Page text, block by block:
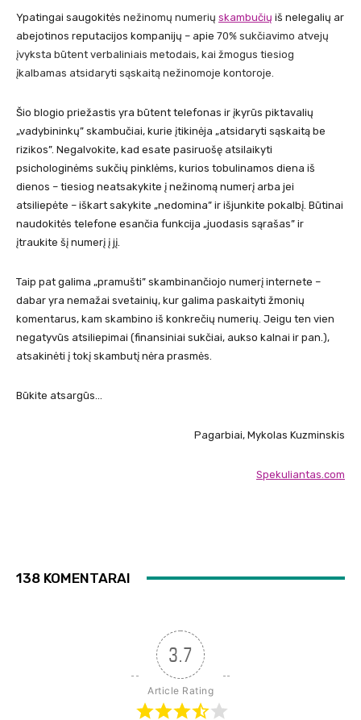
Ypatingai saugokitės nežinomų numerių skambučių iš nelegalių ar
abejotinos reputacijos kompanijų – apie 70% sukčiavimo atvejų
įvyksta būtent verbaliniais metodais, kai žmogus tiesiog
įkalbamas atsidaryti sąskaitą nežinomoje kontoroje.
Šio blogio priežastis yra būtent telefonas ir įkyrūs piktavalių
„vadybininkų” skambučiai, kurie įtikinėja „atsidaryti sąskaitą be
rizikos”. Negalvokite, kad esate pasiruošę atsilaikyti
psichologinėms sukčių pinklėms, kurios tobulinamos diena iš
dienos – tiesiog neatsakykite į nežinomą numerį arba jei
atsiliepėte – iškart sakykite „nedomina” ir išjunkite pokalbį. Būtinai
naudokitės telefone esančia funkcija „juodasis sąrašas” ir
įtraukite šį numerį į jį.
Taip pat galima „pramušti” skambinančiojo numerį internete –
dabar yra nemažai svetainių, kur galima paskaityti žmonių
komentarus, kam skambino iš konkrečių numerių. Jeigu ten vien
negatyvūs atsiliepimai (finansiniai sukčiai, aukso kalnai ir pan.),
atsakinėti į tokį skambutį nėra prasmės.
Būkite atsargūs…
Pagarbiai, Mykolas Kuzminskis
Spekuliantas.com
138 KOMENTARAI
3.7
Article Rating